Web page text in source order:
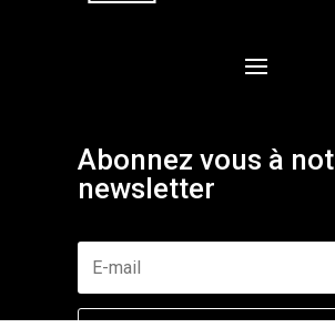
Abonnez vous à
newsletter